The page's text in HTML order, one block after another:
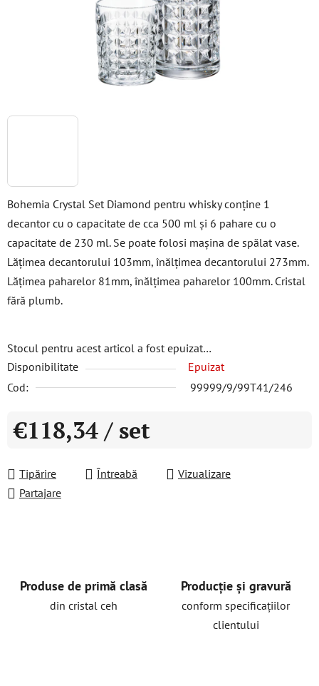
Bohemia Crystal Set Diamond pentru whisky conține 1
decantor cu o capacitate de cca 500 ml și 6 pahare cu o
capacitate de 230 ml. Se poate folosi mașina de spălat vase.
Lățimea decantorului 103mm, înălțimea decantorului 273mm.
Lățimea paharelor 81mm, înălțimea paharelor 100mm. Cristal
fără plumb.
Stocul pentru acest articol a fost epuizat…
Disponibilitate
Epuizat
Cod:
99999/9/99T41/246
€118,34 / set
Tipărire
Întreabă
Vizualizare
Partajare
Produse de primă clasă
din cristal ceh
Producție și gravură
conform specificațiilor
clientului